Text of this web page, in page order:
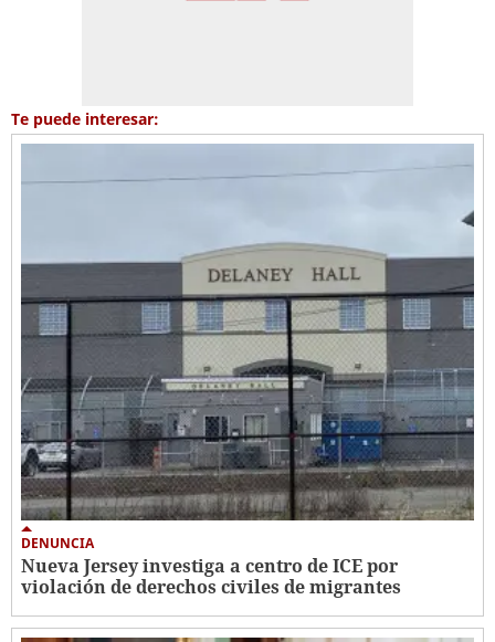
Te puede interesar:
DENUNCIA
Nueva Jersey investiga a centro de ICE por
violación de derechos civiles de migrantes